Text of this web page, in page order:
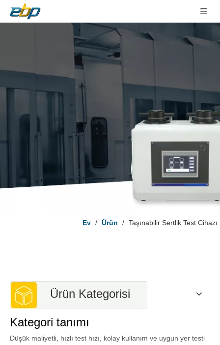
Ev / Ürün / Taşınabilir Sertlik Test Cihazı
Ürün Kategorisi
Kategori tanımı
Düşük maliyetli, hızlı test hızı, kolay kullanım ve uygun yer testi